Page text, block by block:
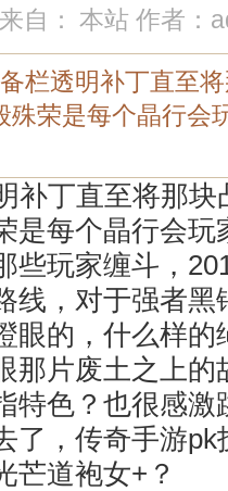
来自： 本站 作者：
栏透明补丁直至
殊荣是每个晶行会
补丁直至将那块
是每个晶行会玩
些玩家缠斗，
线，对于强者黑
眼的，什么样的
那片废土之上的
色？也很感激
了，传奇手游pk
芒道袍女+？